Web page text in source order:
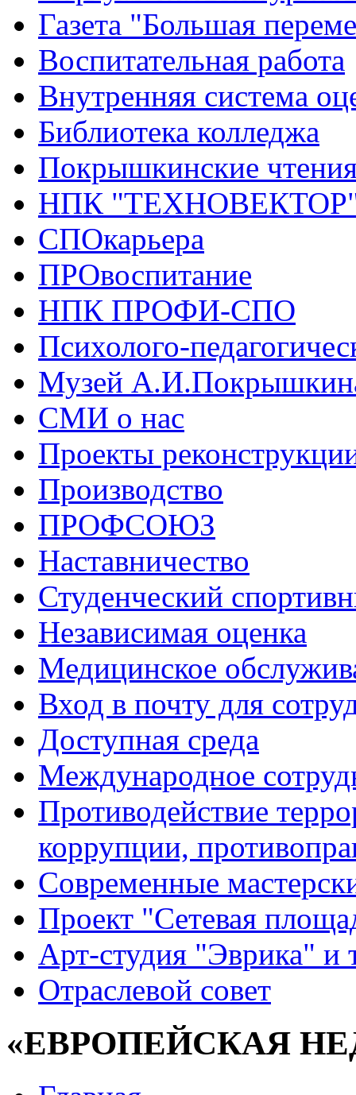
Газета "Большая
Воспитательная работа
Внутренняя система
Библиотека колледжа
Покрышкинские
НПК
СПОкарьера
ПРОвоспитание
НПК ПРОФИ-СПО
Психолого-
Музей
СМИ о нас
Проекты
Производство
ПРОФСОЮЗ
Наставничество
Студенческий
Независимая оценка
Медицинское
Вход в почту для
Доступная среда
Международное
Противодействие
коррупции,
Современные
Проект "Сетевая
Арт-студия "Эврика" и
Отраслевой совет
«ЕВРОПЕЙСКАЯ